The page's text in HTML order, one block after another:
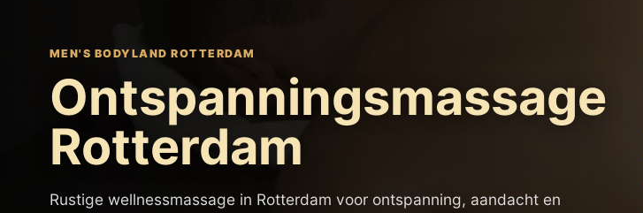
MEN'S BODYLAND ROTTERDAM
Ontspanningsmassage
Rotterdam
Rustige wellnessmassage in Rotterdam voor ontspanning, aandacht en